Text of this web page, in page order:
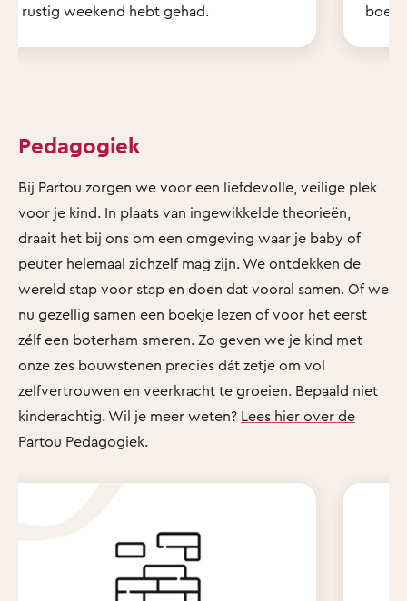
rustig weekend hebt gehad.
Pedagogiek
Bij Partou zorgen we voor een liefdevolle, veilige plek
voor je kind. In plaats van ingewikkelde theorieën,
draait het bij ons om een omgeving waar je baby of
peuter helemaal zichzelf mag zijn. We ontdekken de
wereld stap voor stap en doen dat vooral samen. Of we
nu gezellig samen een boekje lezen of voor het eerst
zélf een boterham smeren. Zo geven we je kind met
onze zes bouwstenen precies dát zetje om vol
zelfvertrouwen en veerkracht te groeien. Bepaald niet
kinderachtig. Wil je meer weten? Lees hier over de
Partou Pedagogiek.